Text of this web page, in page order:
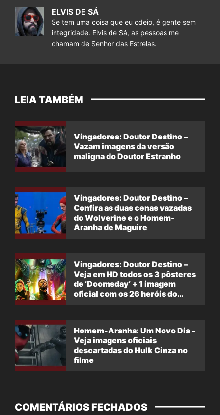
ELVIS DE SÁ
Se tem uma coisa que eu odeio, é gente sem
integridade. Elvis de Sá, as pessoas me
chamam de Senhor das Estrelas.
LEIA TAMBÉM
Vingadores: Doutor Destino –
Vazam imagens da versão
maligna do Doutor Estranho
Vingadores: Doutor Destino –
Confira as duas cenas vazadas
do Wolverine e o Homem-
Aranha de Maguire
Vingadores: Doutor Destino –
Veja em HD todos os 3 pôsteres
de ‘Doomsday’ + 1 imagem
oficial com os 26 heróis do
Homem-Aranha: Um Novo Dia –
Veja imagens oficiais
descartadas do Hulk Cinza no
filme
COMENTÁRIOS FECHADOS